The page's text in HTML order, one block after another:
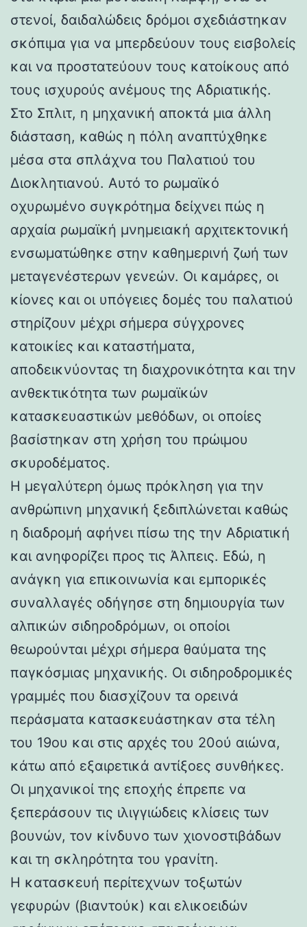
στενοί, δαιδαλώδεις δρόμοι σχεδιάστηκαν
σκόπιμα για να μπερδεύουν τους εισβολείς
και να προστατεύουν τους κατοίκους από
τους ισχυρούς ανέμους της Αδριατικής.
Στο Σπλιτ, η μηχανική αποκτά μια άλλη
διάσταση, καθώς η πόλη αναπτύχθηκε
μέσα στα σπλάχνα του Παλατιού του
Διοκλητιανού. Αυτό το ρωμαϊκό
οχυρωμένο συγκρότημα δείχνει πώς η
αρχαία ρωμαϊκή μνημειακή αρχιτεκτονική
ενσωματώθηκε στην καθημερινή ζωή των
μεταγενέστερων γενεών. Οι καμάρες, οι
κίονες και οι υπόγειες δομές του παλατιού
στηρίζουν μέχρι σήμερα σύγχρονες
κατοικίες και καταστήματα,
αποδεικνύοντας τη διαχρονικότητα και την
ανθεκτικότητα των ρωμαϊκών
κατασκευαστικών μεθόδων, οι οποίες
βασίστηκαν στη χρήση του πρώιμου
σκυροδέματος.
Η μεγαλύτερη όμως πρόκληση για την
ανθρώπινη μηχανική ξεδιπλώνεται καθώς
η διαδρομή αφήνει πίσω της την Αδριατική
και ανηφορίζει προς τις Άλπεις. Εδώ, η
ανάγκη για επικοινωνία και εμπορικές
συναλλαγές οδήγησε στη δημιουργία των
αλπικών σιδηροδρόμων, οι οποίοι
θεωρούνται μέχρι σήμερα θαύματα της
παγκόσμιας μηχανικής. Οι σιδηροδρομικές
γραμμές που διασχίζουν τα ορεινά
περάσματα κατασκευάστηκαν στα τέλη
του 19ου και στις αρχές του 20ού αιώνα,
κάτω από εξαιρετικά αντίξοες συνθήκες.
Οι μηχανικοί της εποχής έπρεπε να
ξεπεράσουν τις ιλιγγιώδεις κλίσεις των
βουνών, τον κίνδυνο των χιονοστιβάδων
και τη σκληρότητα του γρανίτη.
Η κατασκευή περίτεχνων τοξωτών
γεφυρών (βιαντούκ) και ελικοειδών